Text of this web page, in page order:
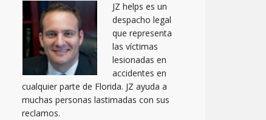
JZ helps es un
despacho legal
que representa
las víctimas
lesionadas en
accidentes en
cualquier parte de Florida. JZ ayuda a
muchas personas lastimadas con sus
reclamos.